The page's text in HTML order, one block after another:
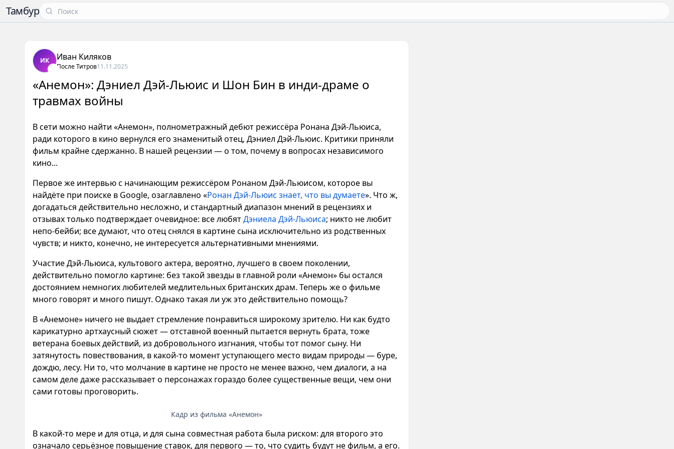
Тамбур
ИК Иван Киляков
После Титров11.11.2025
«Анемон»: Дэниел Дэй-Льюис и Шон Бин в инди-драме о
травмах войны
В сети можно найти «Анемон», полнометражный дебют режиссёра Ронана Дэй-Льюиса,
ради которого в кино вернулся его знаменитый отец, Дэниел Дэй-Льюис. Критики приняли
фильм крайне сдержанно. В нашей рецензии — о том, почему в вопросах независимого
кино...
Первое же интервью с начинающим режиссёром Ронаном Дэй-Льюисом, которое вы
найдёте при поиске в Google, озаглавлено «Ронан Дэй-Льюис знает, что вы думаете». Что ж,
догадаться действительно несложно, и стандартный диапазон мнений в рецензиях и
отзывах только подтверждает очевидное: все любятДэниела Дэй-Льюиса; никто не любит
непо-бейби; все думают, что отец снялся в картине сына исключительно из родственных
чувств; и никто, конечно, не интересуется альтернативными мнениями.
Участие Дэй-Льюиса, культового актера, вероятно, лучшего в своем поколении,
действительно помогло картине: без такой звезды в главной роли «Анемон» бы остался
достоянием немногих любителей медлительных британских драм. Теперь же о фильме
много говорят и много пишут. Однако такая ли уж это действительно помощь?
В «Анемоне» ничего не выдает стремление понравиться широкому зрителю. Ни как будто
карикатурно артхаусный сюжет — отставной военный пытается вернуть брата, тоже
ветерана боевых действий, из добровольного изгнания, чтобы тот помог сыну. Ни
затянутость повествования, в какой-то момент уступающего место видам природы — буре,
дождю, лесу. Ни то, что молчание в картине не просто не менее важно, чем диалоги, а на
самом деле даже рассказывает о персонажах гораздо более существенные вещи, чем они
сами готовы проговорить.
Кадр из фильма «Анемон»
В какой-то мере и для отца, и для сына совместная работа была риском: для второго это
означало серьёзное повышение ставок, для первого — то, что судить будут не фильм, а его.